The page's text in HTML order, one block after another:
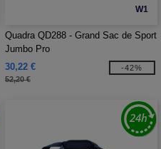
W1
Quadra QD288 - Grand Sac de Sport
Jumbo Pro
30,22 €
52,20 €
-42%